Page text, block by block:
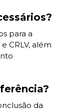
para a
CRLV, além
da